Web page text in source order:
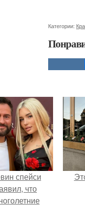
Категории:
спейси
что